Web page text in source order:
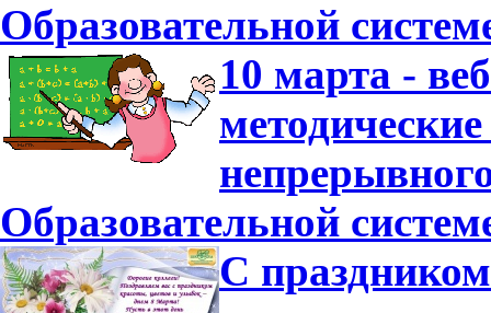
Образовательной
10 марта -
Образовательной
С